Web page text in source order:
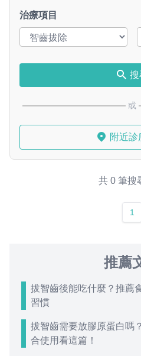
治療項目
搜
或
附近診
共 0 筆搜
1
推薦
拔智齒後能吃什麼？推薦
習慣
拔智齒需要放膠原蛋白嗎
合使用看這篇！